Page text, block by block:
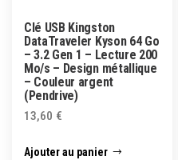
Clé USB Kingston
DataTraveler Kyson 64 Go
– 3.2 Gen 1 – Lecture 200
Mo/s – Design métallique
– Couleur argent
(Pendrive)
13,60 €
Ajouter au panier